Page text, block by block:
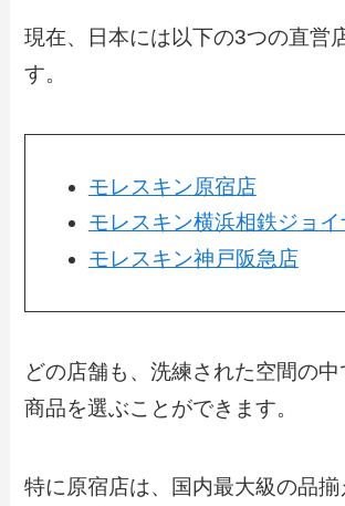
現在、日本には以下の3つの直営
す。
モレスキン原宿店
モレスキン横浜相鉄ジョ
モレスキン神戸阪急店
どの店舗も、洗練された空間の中
商品を選ぶことができます。
特に原宿店は、国内最大級の品揃